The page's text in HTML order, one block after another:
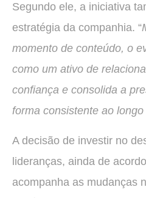
Segundo ele, a iniciativa
estratégia da companhia. “
momento de conteúdo, o
como um ativo de
confiança e consolida a
forma consistente ao
A decisão de investir no
lideranças, ainda de
acompanha as mudanças